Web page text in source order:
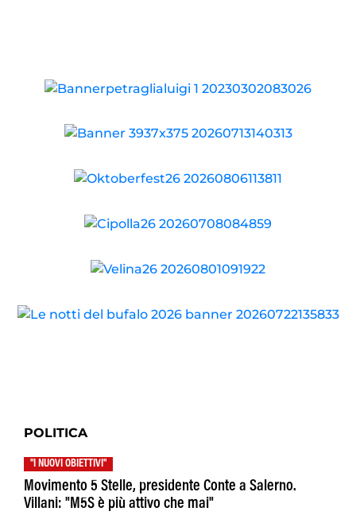
POLITICA
"I NUOVI OBIETTIVI"
Movimento 5 Stelle, presidente Conte a Salerno.
Villani: "M5S è più attivo che mai"